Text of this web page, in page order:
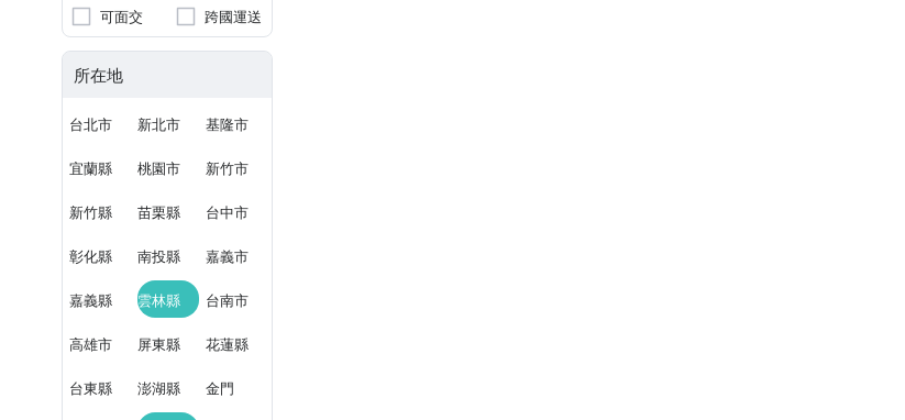
可面交 跨國運送
所在地
台北市 新北市 基隆市
宜蘭縣 桃園市 新竹市
新竹縣 苗栗縣 台中市
彰化縣 南投縣 嘉義市
嘉義縣 雲林縣 台南市
高雄市 屏東縣 花蓮縣
台東縣 澎湖縣 金門